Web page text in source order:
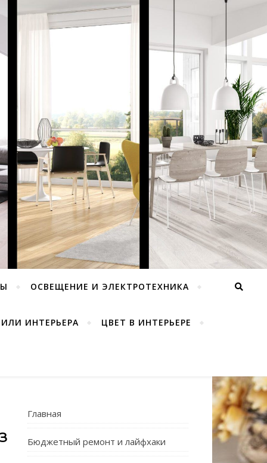
ОСВЕЩЕНИЕ И ЭЛЕКТРОТЕХНИКА
ИНТЕРЬЕРА ЦВЕТ В ИНТЕРЬЕРЕ
Главная
Бюджетный ремонт и лайфхаки